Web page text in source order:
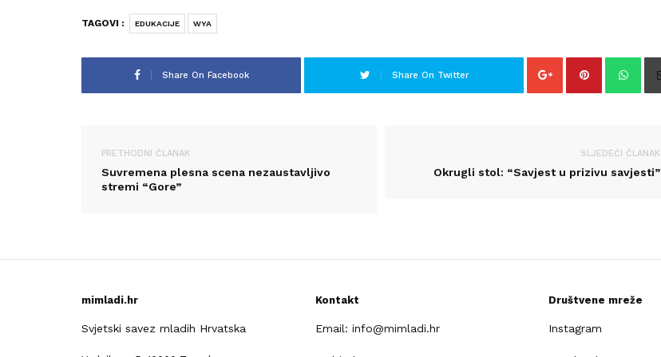
TAGOVI : EDUKACIJE WYA
Share On Facebook Share On Twitter
PRETHODNI ČLANAK
Suvremena plesna scena nezaustavljivo
stremi “Gore”
SLJEDEĆI ČLANAK
Okrugli stol: “Savjest u prizivu savjesti”
mimladi.hr
Svjetski savez mladih Hrvatska
Kontakt
Email: info@mimladi.hr
Društvene mreže
Instagram